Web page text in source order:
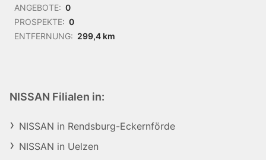
ANGEBOTE: 0
PROSPEKTE: 0
ENTFERNUNG: 299,4 km
NISSAN Filialen in:
NISSAN in Rendsburg-Eckernförde
NISSAN in Uelzen